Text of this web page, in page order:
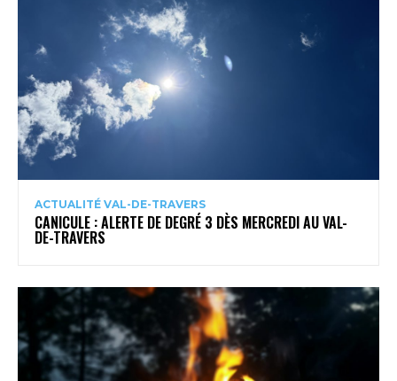
ACTUALITÉ VAL-DE-TRAVERS
CANICULE : ALERTE DE DEGRÉ 3 DÈS MERCREDI AU VAL-
DE-TRAVERS